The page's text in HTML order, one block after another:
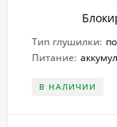
Тип глушилки:
Питание:
В НАЛИЧИИ